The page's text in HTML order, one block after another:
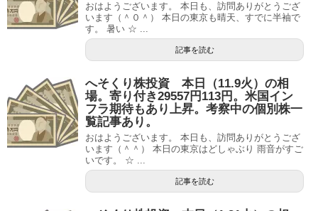
おはようございます。 本日も、訪問ありがとうござ
います（＾０＾） 本日の東京も晴天、すでに半袖で
す。 暑い ☆ ...
記事を読む
へそくり株投資 本日（11.9火）の相
場。寄り付き29557円113円。米国イン
フラ期待もあり上昇。考察中の個別株一
覧記事あり。
おはようございます。 本日も、訪問ありがとうござ
います（＾＾） 本日の東京はどしゃぶり 雨音がすご
いです。 ☆ ...
記事を読む